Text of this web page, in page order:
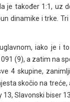
je također 1:1, uz
dinamike i trke.
iako je i
(9), a zatim na
4 skupine,
skočio na
Slavonski biser